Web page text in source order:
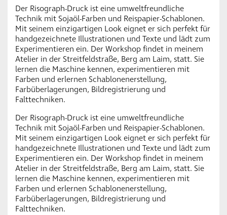
Der Risograph-Druck ist eine umweltfreundliche
Technik mit Sojaöl-Farben und Reispapier-Schablonen.
Mit seinem einzigartigen Look eignet er sich perfekt für
handgezeichnete Illustrationen und Texte und lädt zum
Experimentieren ein. Der Workshop findet in meinem
Atelier in der Streitfeldstraße, Berg am Laim, statt. Sie
lernen die Maschine kennen, experimentieren mit
Farben und erlernen Schablonenerstellung,
Farbüberlagerungen, Bildregistrierung und
Falttechniken.
Der Risograph-Druck ist eine umweltfreundliche
Technik mit Sojaöl-Farben und Reispapier-Schablonen.
Mit seinem einzigartigen Look eignet er sich perfekt für
handgezeichnete Illustrationen und Texte und lädt zum
Experimentieren ein. Der Workshop findet in meinem
Atelier in der Streitfeldstraße, Berg am Laim, statt. Sie
lernen die Maschine kennen, experimentieren mit
Farben und erlernen Schablonenerstellung,
Farbüberlagerungen, Bildregistrierung und
Falttechniken.